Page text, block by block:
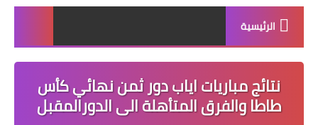
الرئيسية
نتائج مباريات اياب دور ثمن نهائي كأس
طاطا والفرق المتأهلة الى الدورالمقبل